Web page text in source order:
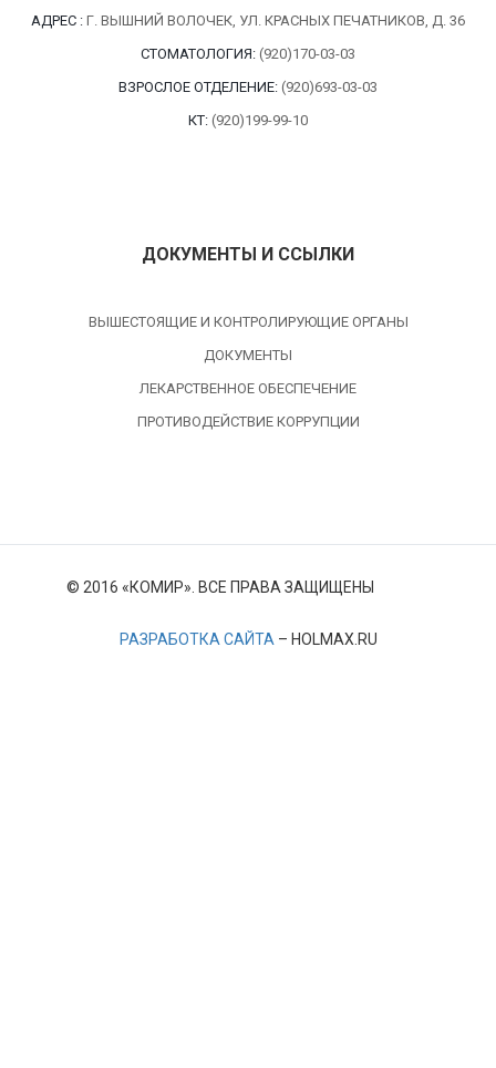
АДРЕС : Г. ВЫШНИЙ ВОЛОЧЕК, УЛ. КРАСНЫХ ПЕЧАТНИКОВ, Д. 36
СТОМАТОЛОГИЯ: (920)170-03-03
ВЗРОСЛОЕ ОТДЕЛЕНИЕ: (920)693-03-03
КТ: (920)199-99-10
ДОКУМЕНТЫ И ССЫЛКИ
ВЫШЕСТОЯЩИЕ И КОНТРОЛИРУЮЩИЕ ОРГАНЫ
ДОКУМЕНТЫ
ЛЕКАРСТВЕННОЕ ОБЕСПЕЧЕНИЕ
ПРОТИВОДЕЙСТВИЕ КОРРУПЦИИ
© 2016 «КОМИР». ВСЕ ПРАВА ЗАЩИЩЕНЫ
РАЗРАБОТКА САЙТА – HOLMAX.RU